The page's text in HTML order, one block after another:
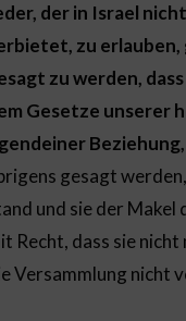
der in Israel
zu erlauben,
zu werden,
Gesetze unserer
gesagt
und sie der
Recht, dass sie
Versammlung nicht